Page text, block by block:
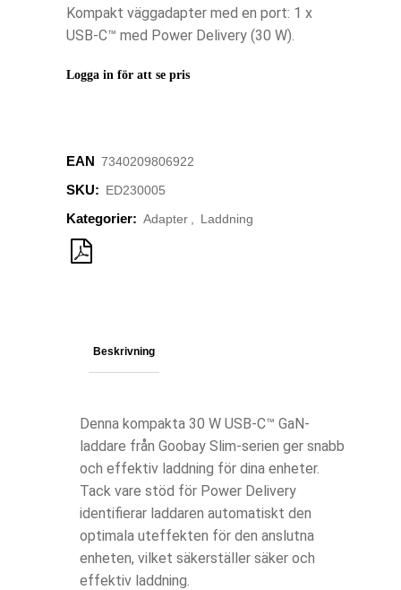
Kompakt väggadapter med en port: 1 x
USB-C™ med Power Delivery (30 W).
Logga in för att se pris
EAN ‌‌‌‌7340209806922
SKU: ED230005
Kategorier: Adapter Laddning
Beskrivning
Denna kompakta 30 W USB-C™ GaN-
laddare från Goobay Slim-serien ger snabb
och effektiv laddning för dina enheter.
Tack vare stöd för Power Delivery
identifierar laddaren automatiskt den
optimala uteffekten för den anslutna
enheten, vilket säkerställer säker och
effektiv laddning.